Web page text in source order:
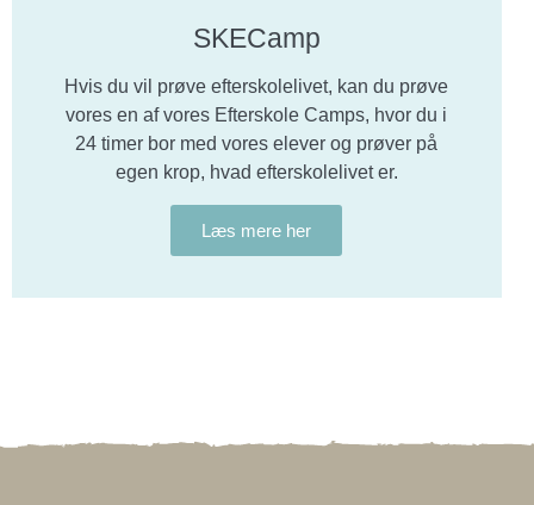
SKECamp
Hvis du vil prøve efterskolelivet, kan du prøve
vores en af vores Efterskole Camps, hvor du i
24 timer bor med vores elever og prøver på
egen krop, hvad efterskolelivet er.
Læs mere her